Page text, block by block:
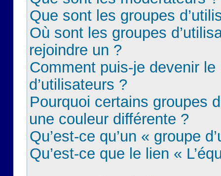
Que sont les groupes
Où sont les groupes
rejoindre un ?
Comment puis-je devenir le
d’utilisateurs ?
Pourquoi certains groupes
une couleur différente ?
Qu’est-ce qu’un « groupe
Qu’est-ce que le lien «